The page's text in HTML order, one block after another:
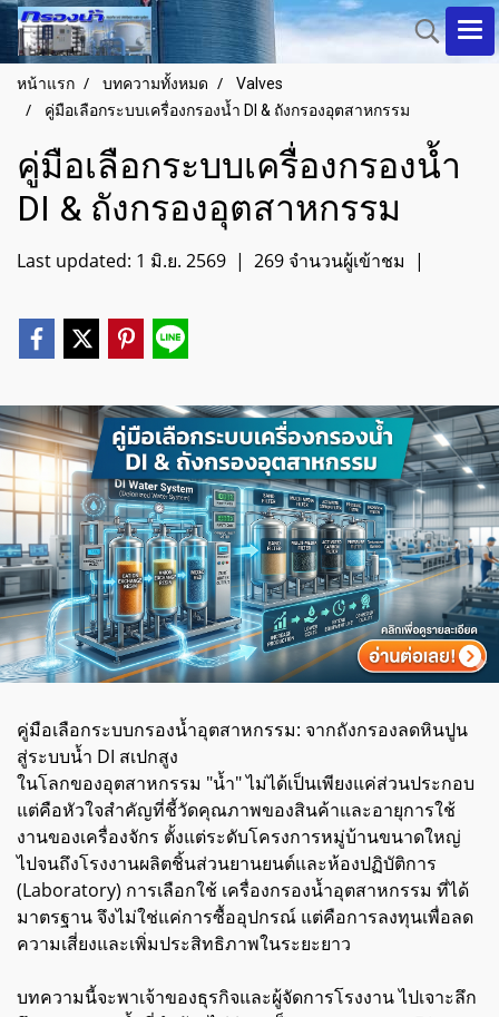
หน้าแรก บทความทั้งหมด
Valves
คู่มือเลือกระบบเครื่องกรองน้ำ DI & ถังกรองอุตสาหกรรม
คู่มือเลือกระบบเครื่องกรองน้ำ
DI & ถังกรองอุตสาหกรรม
Last updated: 1 มิ.ย. 2569 | 269 จำนวนผู้เข้าชม |
คู่มือเลือกระบบกรองน้ำอุตสาหกรรม: จากถังกรองลดหินปูน
สู่ระบบน้ำ DI สเปกสูง
ในโลกของอุตสาหกรรม "น้ำ" ไม่ได้เป็นเพียงแค่ส่วนประกอบ
แต่คือหัวใจสำคัญที่ชี้วัดคุณภาพของสินค้าและอายุการใช้
งานของเครื่องจักร ตั้งแต่ระดับโครงการหมู่บ้านขนาดใหญ่
ไปจนถึงโรงงานผลิตชิ้นส่วนยานยนต์และห้องปฏิบัติการ
(Laboratory) การเลือกใช้ เครื่องกรองน้ำอุตสาหกรรม ที่ได้
มาตรฐาน จึงไม่ใช่แค่การซื้ออุปกรณ์ แต่คือการลงทุนเพื่อลด
ความเสี่ยงและเพิ่มประสิทธิภาพในระยะยาว
บทความนี้จะพาเจ้าของธุรกิจและผู้จัดการโรงงาน ไปเจาะลึก